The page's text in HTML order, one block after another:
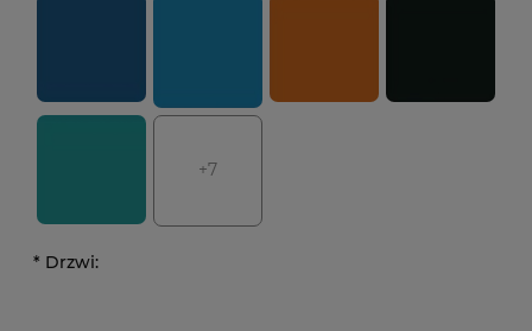
+7
* Drzwi: